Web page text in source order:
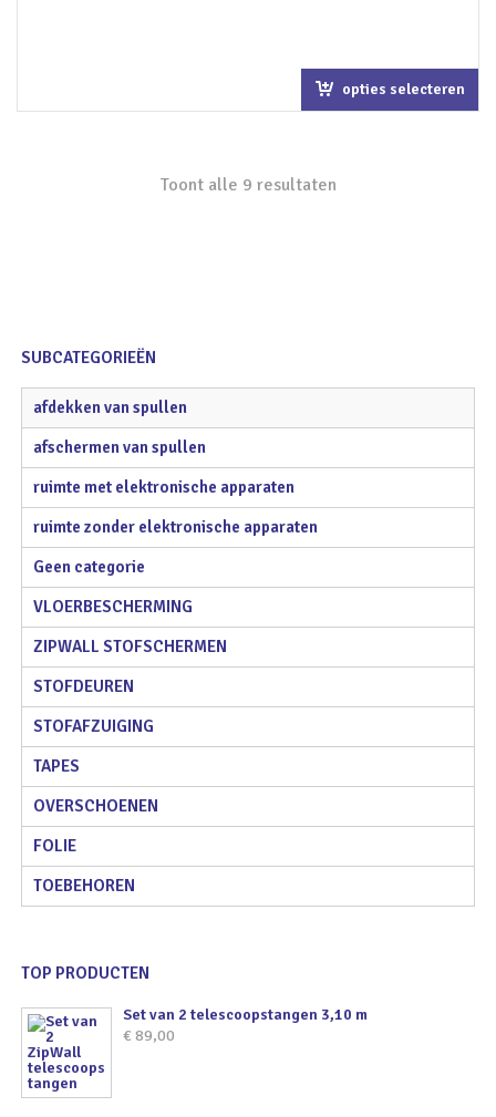
opties selecteren
Toont alle 9 resultaten
SUBCATEGORIEËN
afdekken van spullen
afschermen van spullen
ruimte met elektronische apparaten
ruimte zonder elektronische apparaten
Geen categorie
VLOERBESCHERMING
ZIPWALL STOFSCHERMEN
STOFDEUREN
STOFAFZUIGING
TAPES
OVERSCHOENEN
FOLIE
TOEBEHOREN
TOP PRODUCTEN
Set van 2 telescoopstangen 3,10 m
€ 89,00